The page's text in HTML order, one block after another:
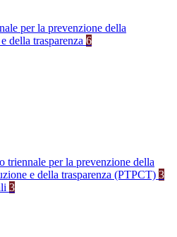
per la prevenzione della
della trasparenza 6
triennale per la prevenzione della
e della trasparenza (PTPCT) 3
3